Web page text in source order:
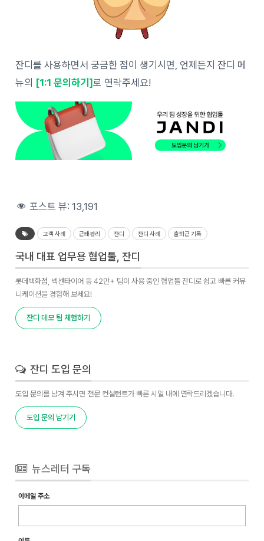
잔디를 사용하면서 궁금한 점이 생기시면, 언제든지 잔디 메
뉴의 [1:1 문의하기]로 연락주세요!
포스트 뷰:13,191
고객 사례 근태관리 잔디 잔디 사례 출퇴근 기록
국내 대표 업무용 협업툴, 잔디
롯데백화점, 넥센타이어 등 42만+ 팀이 사용 중인 협업툴 잔디로 쉽고 빠른 커뮤
니케이션을 경험해 보세요!
잔디 데모 팀 체험하기
잔디 도입 문의
도입 문의를 남겨 주시면 전문 컨설턴트가 빠른 시일 내에 연락드리겠습니다.
도입 문의 남기기
뉴스레터 구독
이메일 주소